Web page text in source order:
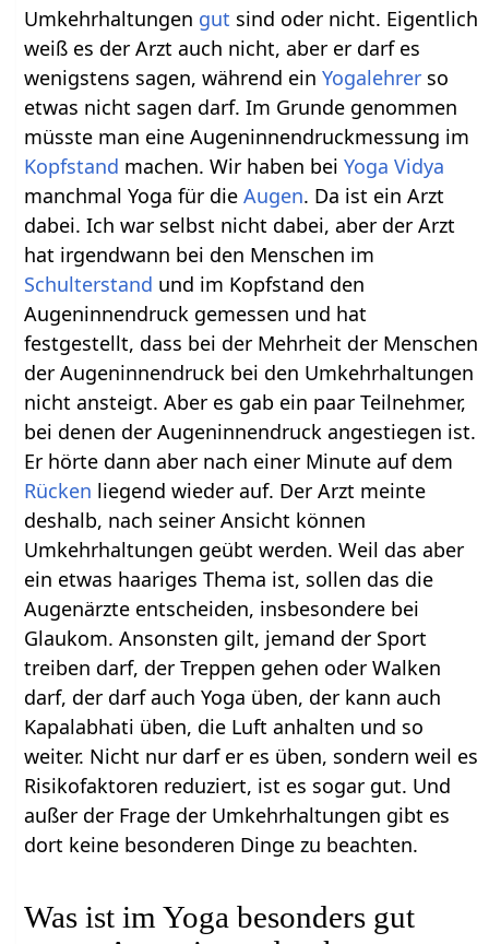
Umkehrhaltungen gut sind oder nicht. Eigentlich
weiß es der Arzt auch nicht, aber er darf es
wenigstens sagen, während einYogalehrer so
etwas nicht sagen darf. Im Grunde genommen
müsste man eine Augeninnendruckmessung im
Kopfstand machen. Wir haben beiYoga Vidya
manchmal Yoga für dieAugen. Da ist ein Arzt
dabei. Ich war selbst nicht dabei, aber der Arzt
hat irgendwann bei den Menschen im
Schulterstand und im Kopfstand den
Augeninnendruck gemessen und hat
festgestellt, dass bei der Mehrheit der Menschen
der Augeninnendruck bei den Umkehrhaltungen
nicht ansteigt. Aber es gab ein paar Teilnehmer,
bei denen der Augeninnendruck angestiegen ist.
Er hörte dann aber nach einer Minute auf dem
Rücken liegend wieder auf. Der Arzt meinte
deshalb, nach seiner Ansicht können
Umkehrhaltungen geübt werden. Weil das aber
ein etwas haariges Thema ist, sollen das die
Augenärzte entscheiden, insbesondere bei
Glaukom. Ansonsten gilt, jemand der Sport
treiben darf, der Treppen gehen oder Walken
darf, der darf auch Yoga üben, der kann auch
Kapalabhati üben, die Luft anhalten und so
weiter. Nicht nur darf er es üben, sondern weil es
Risikofaktoren reduziert, ist es sogar gut. Und
außer der Frage der Umkehrhaltungen gibt es
dort keine besonderen Dinge zu beachten.
Was ist im Yoga besonders gut